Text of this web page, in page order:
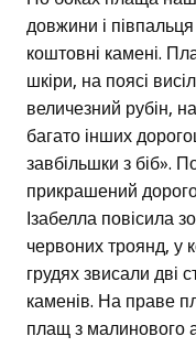
довжини і
коштовні камені.
шкіри, на поясі
величезний рубін,
багато інших
завбільшки з біб».
прикрашений
Ізабелла повісила
червоних троянд, у
грудях звисали дві
каменів. На праве
плащ з малинового